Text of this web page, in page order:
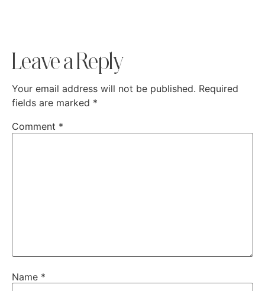
Leave a Reply
Your email address will not be published. Required
fields are marked *
Comment *
Name *